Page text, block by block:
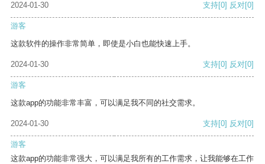
2024-01-30
支持[0] 反对[0]
游客
这款软件的操作非常简单，即使是小白也能快速上手。
2024-01-30 支持[0] 反对[0]
游客
这款app的功能非常丰富，可以满足我不同的社交需求。
2024-01-30 支持[0] 反对[0]
游客
这款app的功能非常强大，可以满足我所有的工作需求，让我能够在工作